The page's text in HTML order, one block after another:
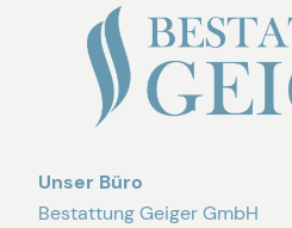
Unser Büro
Bestattung Geiger GmbH